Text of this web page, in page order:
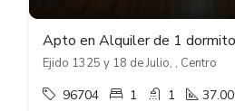
Ejido 1325 y 18 de Julio, , Centro
96704 1 1 37.00